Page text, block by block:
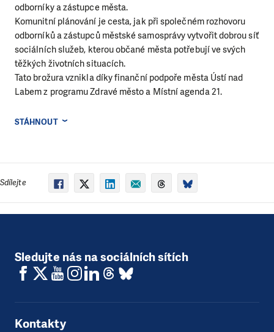
odborníky a zástupce města.
Komunitní plánování je cesta, jak při společném rozhovoru
odborníků a zástupců městské samosprávy vytvořit dobrou síť
sociálních služeb, kterou občané města potřebují ve svých
těžkých životních situacích.
Tato brožura vznikla díky finanční podpoře města Ústí nad
Labem z programu Zdravé město a Místní agenda 21.
STÁHNOUT
Sdílejte
Sledujte nás na sociálních sítích
Kontakty